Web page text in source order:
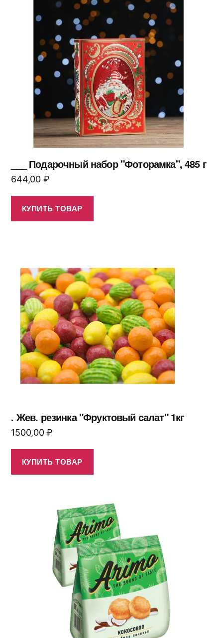
___ Подарочный набор "Фоторамка", 485 г
644,00 ₽
КУПИТЬ ТОВАР
. Жев. резинка "Фруктовый салат" 1кг
1500,00₽
КУПИТЬ ТОВАР